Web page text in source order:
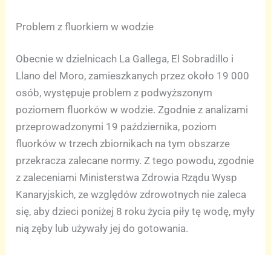
Problem z fluorkiem w wodzie
Obecnie w dzielnicach La Gallega, El Sobradillo i
Llano del Moro, zamieszkanych przez około 19 000
osób, występuje problem z podwyższonym
poziomem fluorków w wodzie. Zgodnie z analizami
przeprowadzonymi 19 października, poziom
fluorków w trzech zbiornikach na tym obszarze
przekracza zalecane normy. Z tego powodu, zgodnie
z zaleceniami Ministerstwa Zdrowia Rządu Wysp
Kanaryjskich, ze względów zdrowotnych nie zaleca
się, aby dzieci poniżej 8 roku życia piły tę wodę, myły
nią zęby lub używały jej do gotowania.